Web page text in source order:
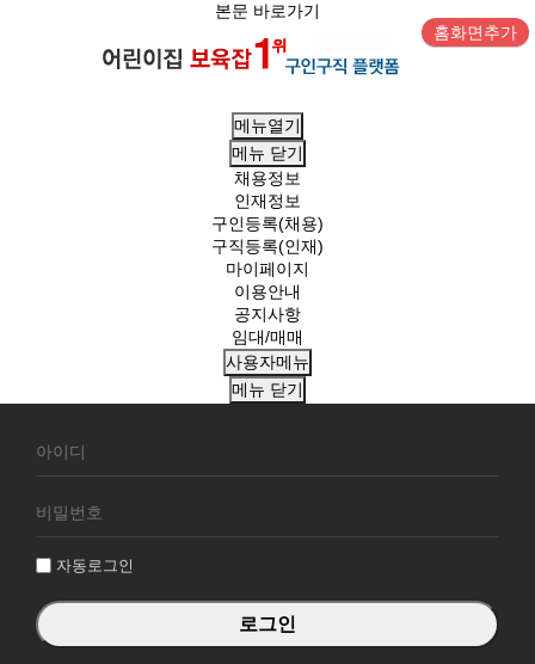
본문 바로가기
홈화면추가
메뉴열기
메뉴 닫기
채용정보
인재정보
구인등록(채용)
구직등록(인재)
마이페이지
이용안내
공지사항
임대/매매
사용자메뉴
메뉴 닫기
원
그
자동로그인